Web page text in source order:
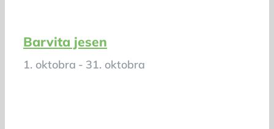
Barvita jesen
1. oktobra - 31. oktobra